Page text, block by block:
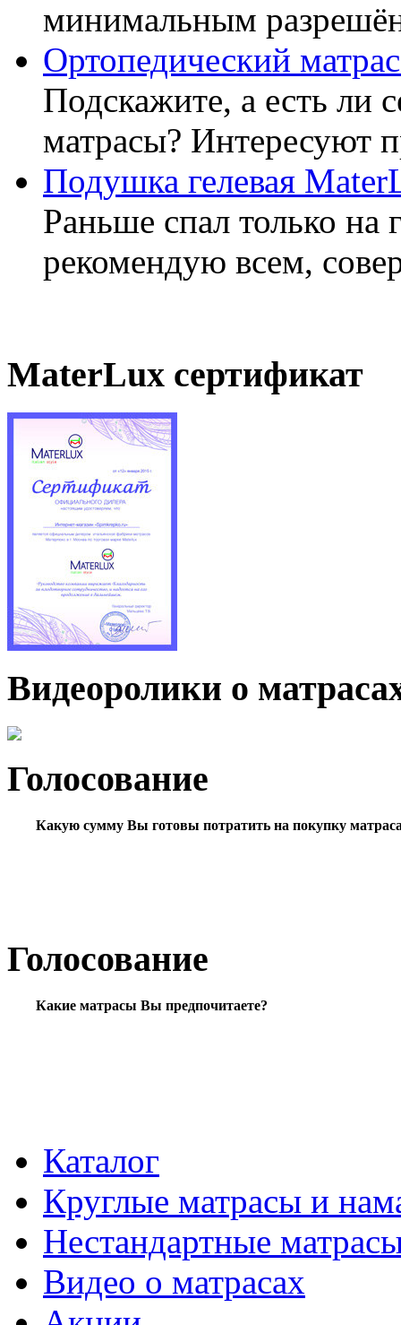
минимальным
Ортопедический
Подскажите, а есть ли
матрасы? Интересуют
Подушка гелевая
Раньше спал только на
рекомендую всем,
MaterLux сертификат
Видеоролики о
Голосование
Какую сумму Вы готовы потратить на покупку
Голосование
Какие матрасы Вы предпочитаете?
Каталог
Круглые матрасы и
Нестандартные
Видео о матрасах